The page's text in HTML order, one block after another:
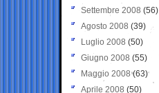
Settembre 2008 (56)
Agosto 2008 (39)
Luglio 2008 (50)
Giugno 2008 (55)
Maggio 2008(63)
Aprile 2008 (50)